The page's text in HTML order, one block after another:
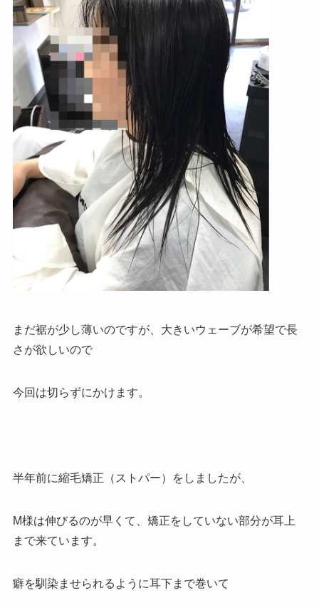
まだ裾が少し薄いのですが、大きいウェーブが希望で長
さが欲しいので
今回は切らずにかけます。
半年前に縮毛矯正（ストパー）をしましたが、
M様は伸びるのが早くて、矯正をしていない部分が耳上
まで来ています。
癖を馴染ませられるように耳下まで巻いて